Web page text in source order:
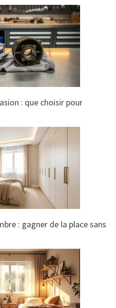
: que choisir pour
: gagner de la place sans